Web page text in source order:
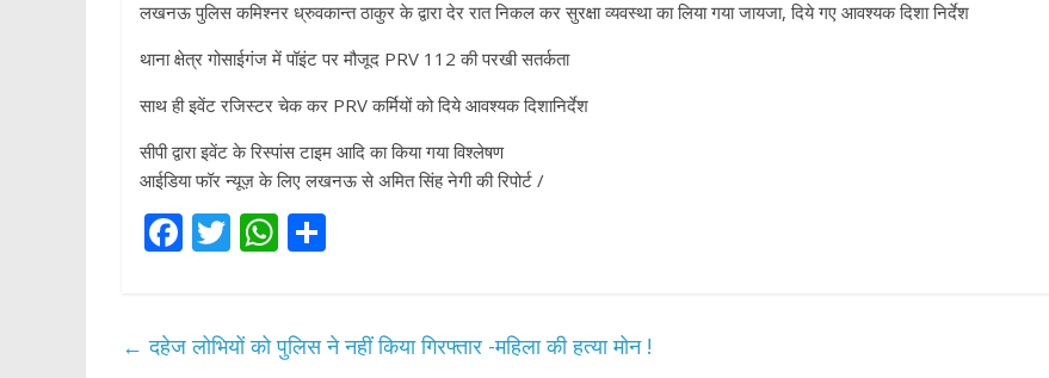
लखनऊ पुलिस कमिश्नर ध्रुवकान्त ठाकुर के द्वारा देर रात निकल कर सुरक्षा व्यवस्था का लिया गया जायजा, दिये गए आवश्यक दिशा निर्देश
थाना क्षेत्र गोसाईगंज में पॉइंट पर मौजूद PRV 112 की परखी सतर्कता
साथ ही इवेंट रजिस्टर चेक कर PRV कर्मियों को दिये आवश्यक दिशानिर्देश
सीपी द्वारा इवेंट के रिस्पांस टाइम आदि का किया गया विश्लेषण
आईडिया फॉर न्यूज़ के लिए लखनऊ से अमित सिंह नेगी की रिपोर्ट /
F
b
T
er
W
s e
← दहेज लोभियों को पुलिस ने नहीं किया गिरफ्तार -महिला की हत्या मोन !